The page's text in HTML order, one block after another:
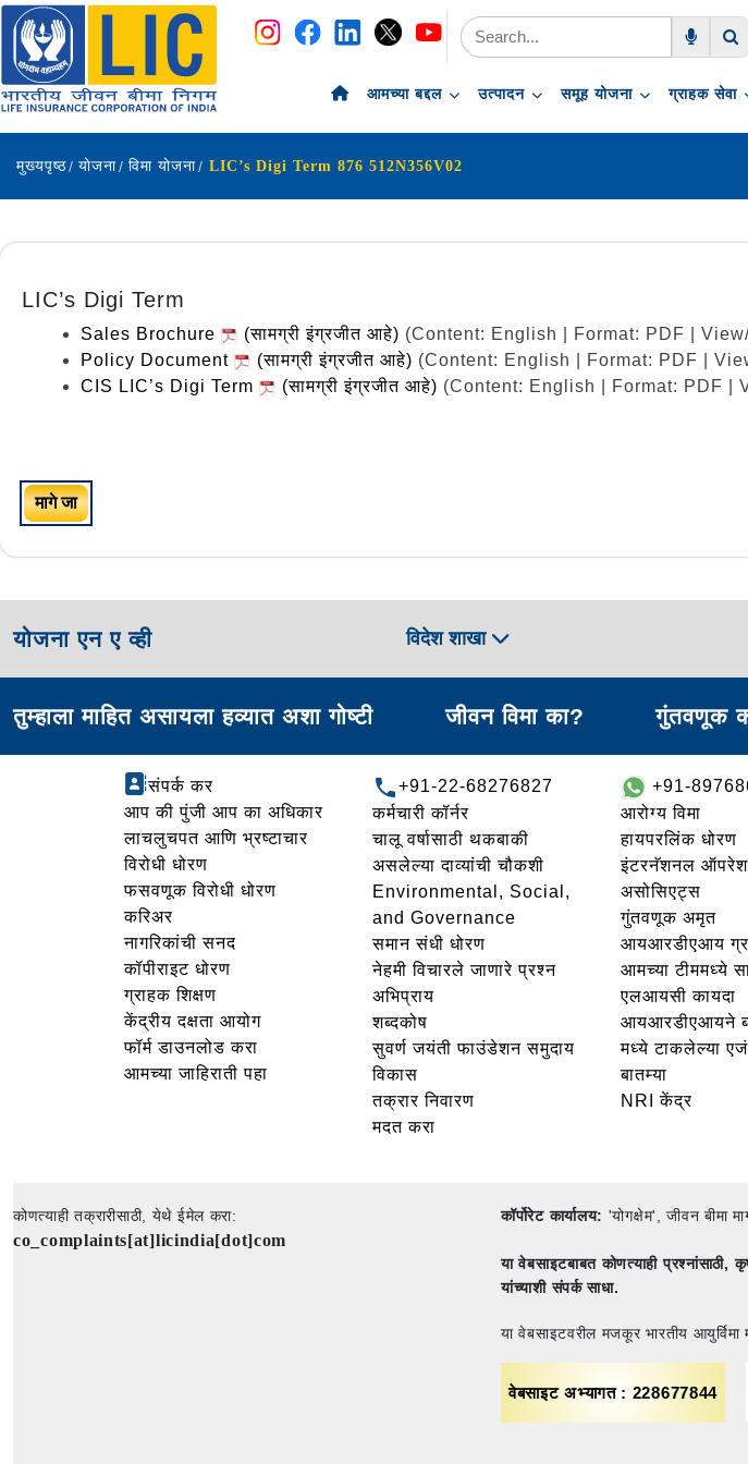
navigation
skip-to-content
आमच्या बद्दल उत्पादन समूह योजना ग्राहक सेवा
मुख्यपृष्ठ योजना विमा योजना LIC’s Digi Term 876 512N356V02
LIC’s Digi Term
Sales Brochure (सामग्री इंग्रजीत आहे) (Content: English | Format: PDF |
Policy Document
(सामग्री इंग्रजीत आहे) (Content: English | Format: PDF |
CIS LIC’s Digi Term
(सामग्री इंग्रजीत आहे) (Content: English | Format: PDF |
मागे जा
योजना एन ए व्ही विदेश शाखा
तुम्हाला माहित असायला हव्यात अशा गोष्टी जीवन विमा का? गुंतवणूक
संपर्क कर
आप की पुंजी आप का अधिकार
लाचलुचपत आणि भ्रष्टाचार
विरोधी धोरण
फसवणूक विरोधी धोरण
करिअर
नागरिकांची सनद
कॉपीराइट धोरण
ग्राहक शिक्षण
केंद्रीय दक्षता आयोग
फॉर्म डाउनलोड करा
आमच्या जाहिराती पहा
+91-22-68276827
कर्मचारी कॉर्नर
चालू वर्षासाठी थकबाकी
असलेल्या दाव्यांची चौकशी
Environmental, Social,
and Governance
समान संधी धोरण
नेहमी विचारले जाणारे प्रश्न
अभिप्राय
शब्दकोष
सुवर्ण जयंती फाउंडेशन समुदाय
विकास
तक्रार निवारण
मदत करा
+91-
आरोग्य विमा
हायपरलिंक धोरण
इंटरनॅशनल
असोसिएट्स
गुंतवणूक अमृत
आयआरडीएआय
आमच्या टीममध्ये
एलआयसी कायदा
आयआरडीएआयने
मध्ये टाकलेल्या
बातम्या
NRI केंद्र
कोणत्याही तक्रारीसाठी, येथे ईमेल करा:
co_complaints[at]licindia[dot]com
कॉर्पोरेट कार्यालय: 'योगक्षेम', जीवन
या वेबसाइटबाबत कोणत्याही प्रश्नांसाठी,
यांच्याशी संपर्क साधा.
या वेबसाइटवरील मजकूर भारतीय
वेबसाइट अभ्यागत : 228677844